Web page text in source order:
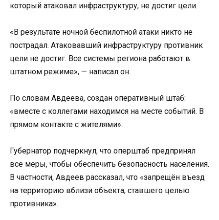
который атаковал инфраструктуру, не достиг цели.
«В результате ночной беспилотной атаки никто не
пострадал. Атаковавший инфраструктуру противник
цели не достиг. Все системы региона работают в
штатном режиме», — написал он.
По словам Авдеева, создан оперативный штаб:
«вместе с коллегами находимся на месте событий. В
прямом контакте с жителями».
Губернатор подчеркнул, что оперштаб предпринял
все меры, чтобы обеспечить безопасность населения.
В частности, Авдеев рассказал, что «запрещён въезд
на территорию вблизи объекта, ставшего целью
противника».